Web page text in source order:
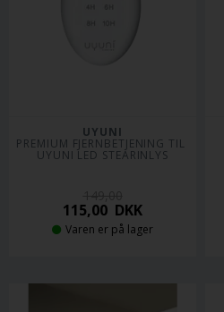
UYUNI
PREMIUM FJERNBETJENING TIL
UYUNI LED STEARINLYS
115,00 DKK
Varen er på lager